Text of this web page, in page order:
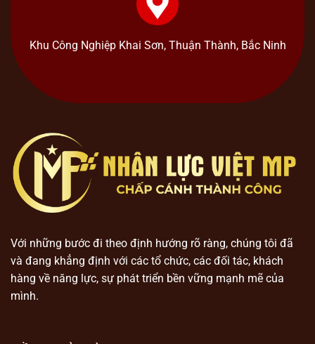
Khu Công Nghiệp Khai Sơn, Thuận Thành, Bắc Ninh
Với những bước đi theo định hướng rõ ràng, chúng tôi đã
và đang khẳng định với các tổ chức, các đối tác, khách
hàng về năng lực, sự phát triển bền vững mạnh mẽ của
mình.